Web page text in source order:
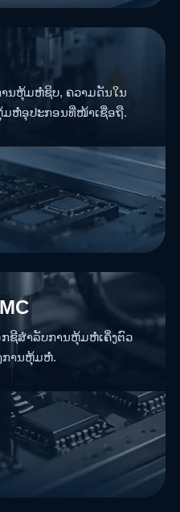
ນຫຸ້ມຫໍ່ຊິບ, ຄວາມດັນໃນ
ຫໍ່ອຸປະກອນທີ່ໜ້າເຊື່ອຖື.
ຊີສຳລັບການຫຸ້ມຫໍ່ເຄິ່ງຕົວ
ການຫຸ້ມຫໍ່.